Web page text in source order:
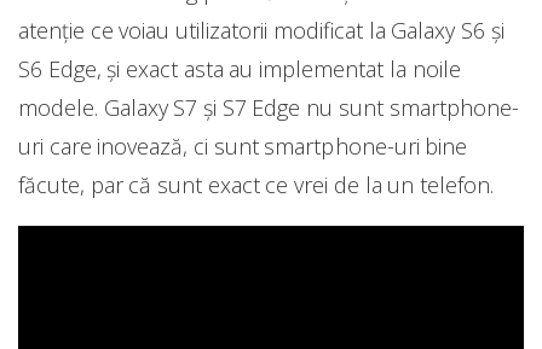
atenție ce voiau utilizatorii modificat la Galaxy S6 și
S6 Edge, și exact asta au implementat la noile
modele. Galaxy S7 și S7 Edge nu sunt smartphone-
uri care inovează, ci sunt smartphone-uri bine
făcute, par că sunt exact ce vrei de la un telefon.